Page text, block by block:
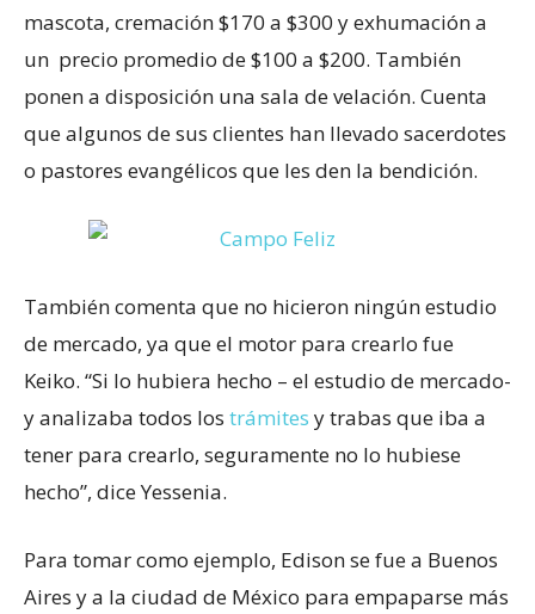
mascota, cremación $170 a $300 y exhumación a
un precio promedio de $100 a $200. También
ponen a disposición una sala de velación. Cuenta
que algunos de sus clientes han llevado sacerdotes
o pastores evangélicos que les den la bendición.
También comenta que no hicieron ningún estudio
de mercado, ya que el motor para crearlo fue
Keiko. “Si lo hubiera hecho – el estudio de mercado-
y analizaba todos los trámites y trabas que iba a
tener para crearlo, seguramente no lo hubiese
hecho”, dice Yessenia.
Para tomar como ejemplo, Edison se fue a Buenos
Aires y a la ciudad de México para empaparse más